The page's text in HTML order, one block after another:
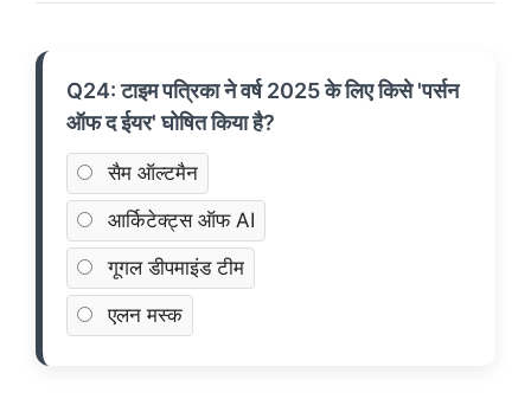
Q24: टाइम पत्रिका ने वर्ष 2025 के लिए किसे 'पर्सन
ऑफ द ईयर' घोषित किया है?
सैम ऑल्टमैन
आर्किटेक्ट्स ऑफ AI
गूगल डीपमाइंड टीम
एलन मस्क